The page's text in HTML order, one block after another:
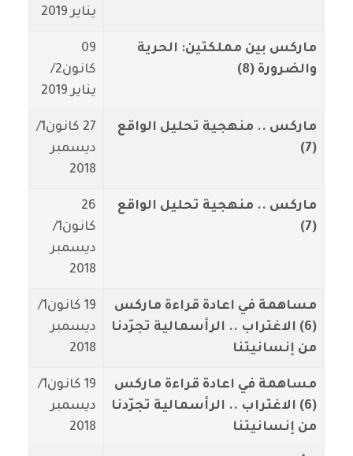
يناير 2019
ماركس بين مملكتين: الحرية
والضرورة (8)
09
كانون2/
يناير 2019
ماركس .. منهجية تحليل الواقع
(7)
27 كانون1/
ديسمبر
2018
ماركس .. منهجية تحليل الواقع
(7)
26
كانون1/
ديسمبر
2018
مساهمة في اعادة قراءة ماركس
(6) الاغتراب .. الرأسمالية تجرّدنا
من إنسانيتنا
19 كانون1/
ديسمبر
2018
مساهمة في اعادة قراءة ماركس
(6) الاغتراب .. الرأسمالية تجرّدنا
من إنسانيتنا
19 كانون1/
ديسمبر
2018